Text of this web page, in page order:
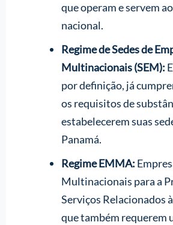
que operam e servem
nacional.
Regime de Sedes de
Multinacionais (SEM):
por definição, já
os requisitos de
estabelecerem suas
Panamá.
Regime EMMA:
Multinacionais para a
Serviços Relacionados
que também requerem